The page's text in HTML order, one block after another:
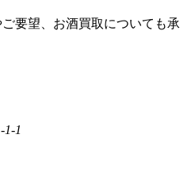
要望、お酒買取についても承
1